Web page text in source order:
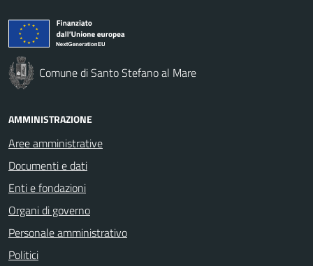
Comune di Santo Stefano al Mare
AMMINISTRAZIONE
Aree amministrative
Documenti e dati
Enti e fondazioni
Organi di governo
Personale amministrativo
Politici